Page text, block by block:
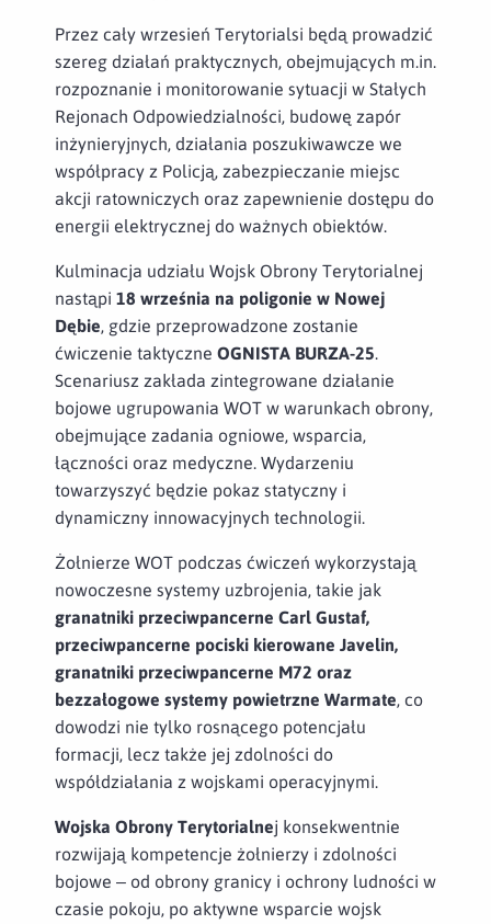
Przez cały wrzesień Terytorialsi będą prowadzić
szereg działań praktycznych, obejmujących m.in.
rozpoznanie i monitorowanie sytuacji w Stałych
Rejonach Odpowiedzialności, budowę zapór
inżynieryjnych, działania poszukiwawcze we
współpracy z Policją, zabezpieczanie miejsc
akcji ratowniczych oraz zapewnienie dostępu do
energii elektrycznej do ważnych obiektów.
Kulminacja udziału Wojsk Obrony Terytorialnej
nastąpi 18 września na poligonie w Nowej
Dębie , gdzie przeprowadzone zostanie
ćwiczenie taktyczne OGNISTA BURZA-25
Scenariusz zakłada zintegrowane działanie
bojowe ugrupowania WOT w warunkach obrony,
obejmujące zadania ogniowe, wsparcia,
łączności oraz medyczne. Wydarzeniu
towarzyszyć będzie pokaz statyczny i
dynamiczny innowacyjnych technologii.
Żołnierze WOT podczas ćwiczeń wykorzystają
nowoczesne systemy uzbrojenia, takie jak
granatniki przeciwpancerne Carl Gustaf,
przeciwpancerne pociski kierowane Javelin,
granatniki przeciwpancerne M72 oraz
bezzałogowe systemy powietrzne Warmate , co
dowodzi nie tylko rosnącego potencjału
formacji, lecz także jej zdolności do
współdziałania z wojskami operacyjnymi.
Wojska Obrony Terytorialnej konsekwentnie
rozwijają kompetencje żołnierzy i zdolności
bojowe – od obrony granicy i ochrony ludności w
czasie pokoju, po aktywne wsparcie wojsk